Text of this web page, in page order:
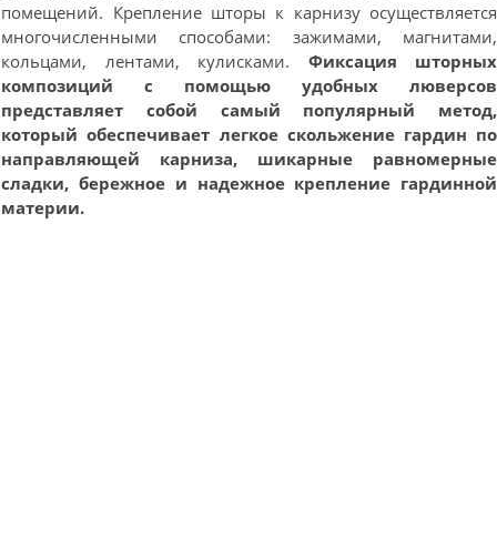
помещений. Крепление шторы к карнизу осуществляется
многочисленными способами: зажимами, магнитами,
кольцами, лентами, кулисками. Фиксация шторных
композиций с помощью удобных люверсов
представляет собой самый популярный метод,
который обеспечивает легкое скольжение гардин по
направляющей карниза, шикарные равномерные
сладки, бережное и надежное крепление гардинной
материи.